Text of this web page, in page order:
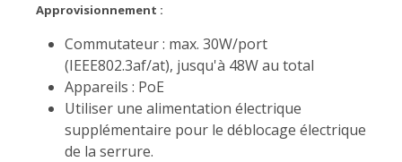
Approvisionnement :
Commutateur : max. 30W/port
(IEEE802.3af/at), jusqu'à 48W au total
Appareils : PoE
Utiliser une alimentation électrique
supplémentaire pour le déblocage électrique
de la serrure.